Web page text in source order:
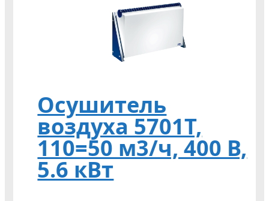
Осушитель
воздуха 5701Т,
110=50 м3/ч, 400 В,
5.6 кВт